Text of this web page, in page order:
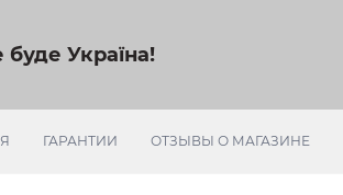
буде Україна!
ГАРАНТИИ ОТЗЫВЫ О МАГАЗИНЕ